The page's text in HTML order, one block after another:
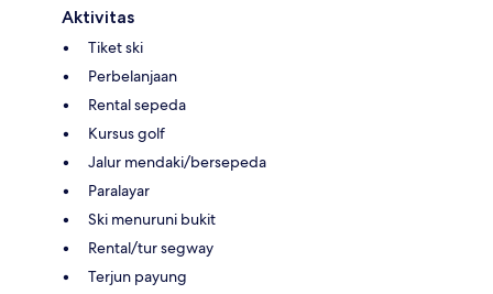
Aktivitas
Tiket ski
Perbelanjaan
Rental sepeda
Kursus golf
Jalur mendaki/bersepeda
Paralayar
Ski menuruni bukit
Rental/tur segway
Terjun payung